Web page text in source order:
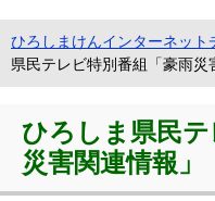
ひろしまけんインターネット
県民テレビ特別番組「豪雨災
ひろしま県民
災害関連情報」